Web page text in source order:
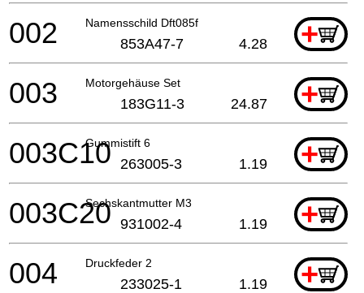
Namensschild Dft085f +
002 853A47-7 4.28
Motorgehäuse Set +
003 183G11-3 24.87
Gummistift 6 +
003C10 263005-3 1.19
Sechskantmutter M3 +
003C20 931002-4 1.19
Druckfeder 2 +
004 233025-1 1.19